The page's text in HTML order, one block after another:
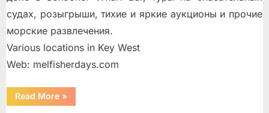
судах, розыгрыши, тихие и яркие аукционы и прочие
морские развлечения.
Various locations in Key West
Web: melfisherdays.com
Read More“Календарь
развлечений
»